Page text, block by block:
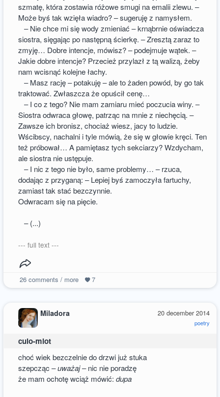
szmatę, która zostawia różowe smugi na emalii zlewu. –
Może byś tak wzięła wiadro? – sugeruję z namysłem.
– Nie chce mi się wody zmieniać – krnąbrnie oświadcza
siostra, sięgając po następną ścierkę. – Zresztą zaraz to
zmyję… Dobre intencje, mówisz? – podejmuje wątek. –
Jakie dobre intencje? Przecież przylazł z tą walizą, żeby
nam wcisnąć kolejne łachy.
– Masz rację – potakuję – ale to żaden powód, by go tak
traktować. Zwłaszcza że opuścił cenę…
– I co z tego? Nie mam zamiaru mieć poczucia winy. –
Siostra odwraca głowę, patrząc na mnie z niechęcią. –
Zawsze ich bronisz, chociaż wiesz, jacy to ludzie.
Wścibscy, nachalni i tyle mówią, że się w głowie kręci. Ten
też próbował… A pamiętasz tych sekciarzy? Wzdycham,
ale siostra nie ustępuje.
– I nic z tego nie było, same problemy… – rzuca,
dodając z przyganą: – Lepiej byś zamoczyła fartuchy,
zamiast tak stać bezczynnie.
Odwracam się na pięcie.
– (...)
--- full text ---
26comments / more 7
20 december 2014
poetry
Miladora
culo-miot
choć wiek bezczelnie do drzwi już stuka
szepcząc –uważaj– nic nie poradzę
że mam ochotę wciąż mówić:dupa